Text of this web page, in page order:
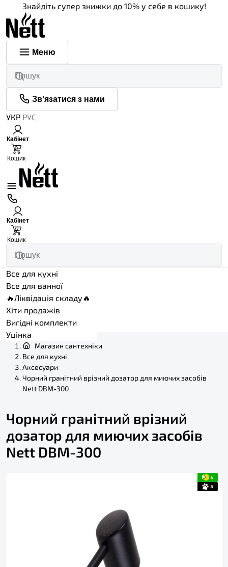
Знайдіть супер знижки до 10% у себе в кошику!
Меню
Зв'язатися з нами
УКР РУС
Кабінет
0
Кошик
Кабінет
0
Кошик
Все для кухні
Все для ванної
🔥Ліквідація складу🔥
Хіти продажів
Вигідні комплекти
Уцінка
Магазин сантехніки
Все для кухні
Аксесуари
Чорний гранітний врізний дозатор для миючих засобів
Nett DBM-300
Чорний гранітний врізний
дозатор для миючих засобів
Nett DBM-300